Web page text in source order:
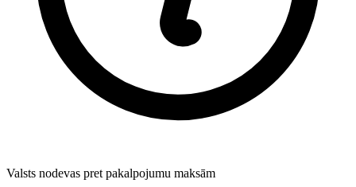
Valsts nodevas pret pakalpojumu maksām